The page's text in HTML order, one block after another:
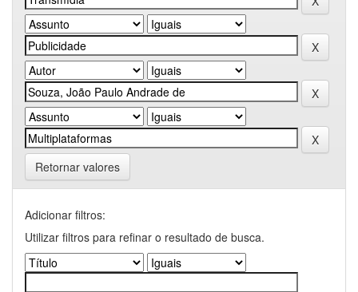
Retornar valores
Adicionar filtros:
Utilizar filtros para refinar o resultado de busca.